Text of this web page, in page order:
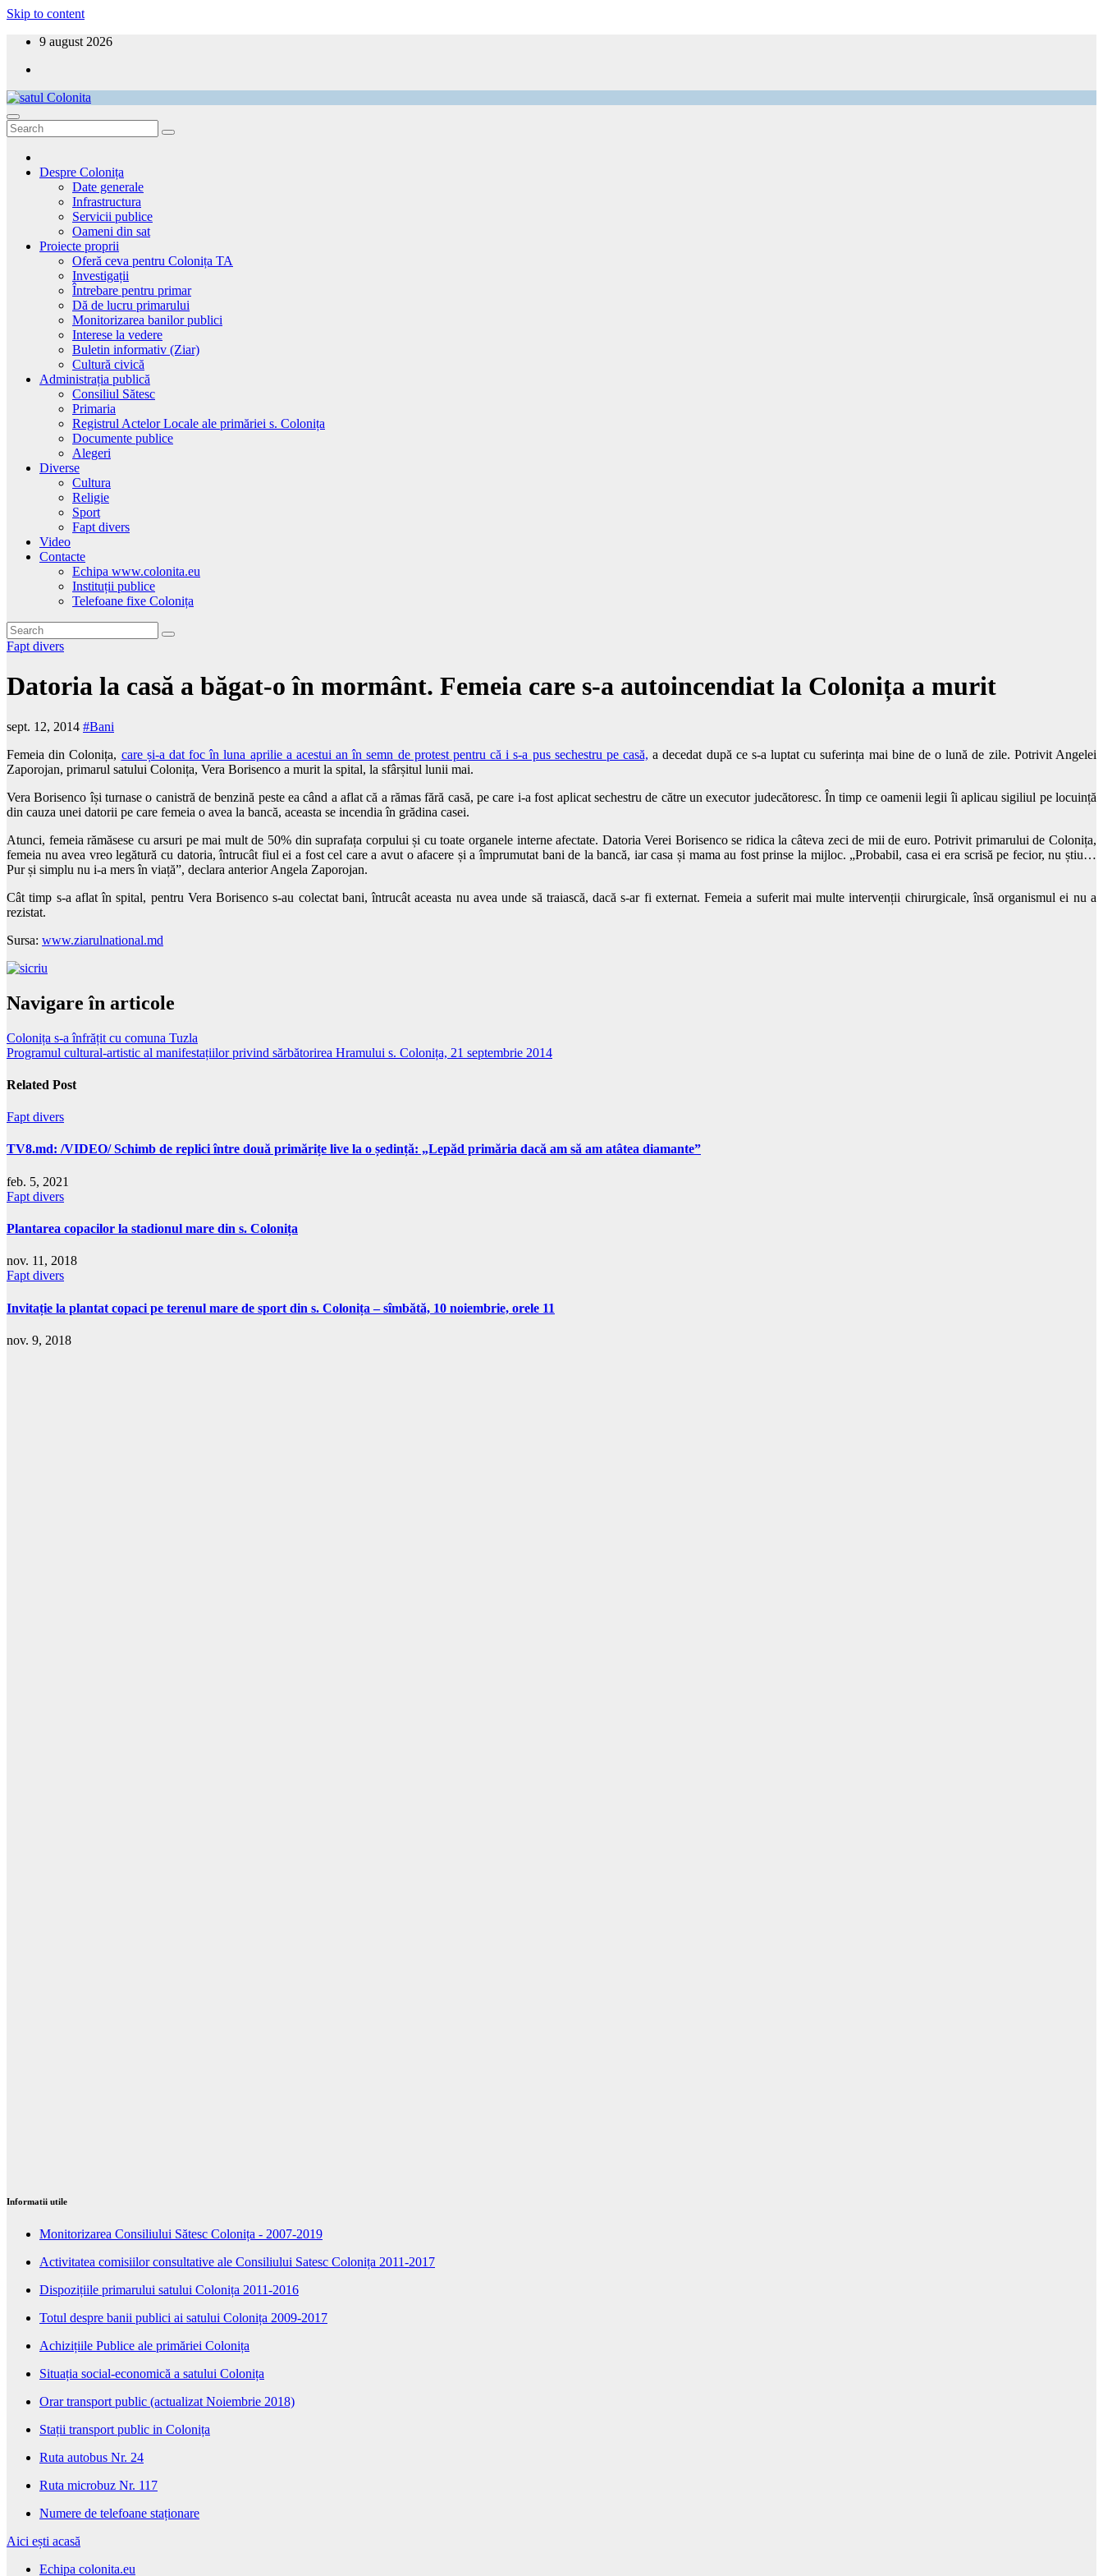
Skip to content
9 august 2026
satul Colonita
Aici ești acasă!
Despre Colonița
Date generale
Infrastructura
Servicii publice
Oameni din sat
Proiecte proprii
Oferă ceva pentru Colonița TA
Investigații
Întrebare pentru primar
Dă de lucru primarului
Monitorizarea banilor publici
Interese la vedere
Buletin informativ (Ziar)
Cultură civică
Administrația publică
Consiliul Sătesc
Primaria
Registrul Actelor Locale ale primăriei s. Colonița
Documente publice
Alegeri
Diverse
Cultura
Religie
Sport
Fapt divers
Video
Contacte
Echipa www.colonita.eu
Instituții publice
Telefoane fixe Colonița
Fapt divers
Datoria la casă a băgat-o în mormânt. Femeia care s-a autoincendiat la Colonița a murit
sept. 12, 2014 #Bani
Femeia din Colonița, care și-a dat foc în luna aprilie a acestui an în semn de protest pentru că i s-a pus sechestru pe casă, a decedat după ce s-a luptat cu suferința mai bine de o lună de zile. Potrivit Angelei
Zaporojan, primarul satului Colonița, Vera Borisenco a murit la spital, la sfârșitul lunii mai.
Vera Borisenco își turnase o canistră de benzină peste ea când a aflat că a rămas fără casă, pe care i-a fost aplicat sechestru de către un executor judecătoresc. În timp ce oamenii legii îi aplicau sigiliul pe locuință
din cauza unei datorii pe care femeia o avea la bancă, aceasta se incendia în grădina casei.
Atunci, femeia rămăsese cu arsuri pe mai mult de 50% din suprafața corpului și cu toate organele interne afectate. Datoria Verei Borisenco se ridica la câteva zeci de mii de euro. Potrivit primarului de Colonița,
femeia nu avea vreo legătură cu datoria, întrucât fiul ei a fost cel care a avut o afacere și a împrumutat bani de la bancă, iar casa și mama au fost prinse la mijloc. „Probabil, casa ei era scrisă pe fecior, nu știu…
Pur și simplu nu i-a mers în viață”, declara anterior Angela Zaporojan.
Cât timp s-a aflat în spital, pentru Vera Borisenco s-au colectat bani, întrucât aceasta nu avea unde să traiască, dacă s-ar fi externat. Femeia a suferit mai multe intervenții chirurgicale, însă organismul ei nu a
rezistat.
Sursa: www.ziarulnational.md
Navigare în articole
Colonița s-a înfrățit cu comuna Tuzla
Programul cultural-artistic al manifestațiilor privind sărbătorirea Hramului s. Colonița, 21 septembrie 2014
Related Post
Fapt divers
TV8.md: /VIDEO/ Schimb de replici între două primărițe live la o ședință: „Lepăd primăria dacă am să am atâtea diamante”
feb. 5, 2021
Fapt divers
Plantarea copacilor la stadionul mare din s. Colonița
nov. 11, 2018
Fapt divers
Invitație la plantat copaci pe terenul mare de sport din s. Colonița – sîmbătă, 10 noiembrie, orele 11
nov. 9, 2018
Informatii utile
Monitorizarea Consiliului Sătesc Colonița - 2007-2019
Activitatea comisiilor consultative ale Consiliului Satesc Colonița 2011-2017
Dispozițiile primarului satului Colonița 2011-2016
Totul despre banii publici ai satului Colonița 2009-2017
Achizițiile Publice ale primăriei Colonița
Situația social-economică a satului Colonița
Orar transport public (actualizat Noiembrie 2018)
Stații transport public in Colonița
Ruta autobus Nr. 24
Ruta microbuz Nr. 117
Numere de telefoane staționare
Aici ești acasă
Echipa colonita.eu